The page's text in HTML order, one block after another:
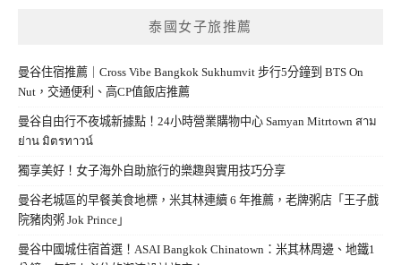
泰國女子旅推薦
曼谷住宿推薦｜Cross Vibe Bangkok Sukhumvit 步行5分鐘到 BTS On
Nut，交通便利、高CP值飯店推薦
曼谷自由行不夜城新據點！24小時營業購物中心 Samyan Mitrtown สาม
ย่าน มิตรทาวน์
獨享美好！女子海外自助旅行的樂趣與實用技巧分享
曼谷老城區的早餐美食地標，米其林連續 6 年推薦，老牌粥店「王子戲
院豬肉粥 Jok Prince」
曼谷中國城住宿首選！ASAI Bangkok Chinatown：米其林周邊、地鐵1